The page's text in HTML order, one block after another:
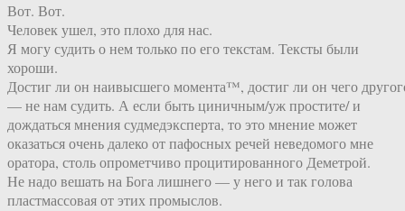
Вот. Вот.
Человек ушел, это плохо для нас.
Я могу судить о нем только по его текстам. Тексты были
хороши.
Достиг ли он наивысшего момента™, достиг ли он чего
— не нам судить. А если быть циничным/уж простите/ и
дождаться мнения судмедэксперта, то это мнение может
оказаться очень далеко от пафосных речей неведомого мне
оратора, столь опрометчиво процитированного Деметрой.
Не надо вешать на Бога лишнего — у него и так голова
пластмассовая от этих промыслов.